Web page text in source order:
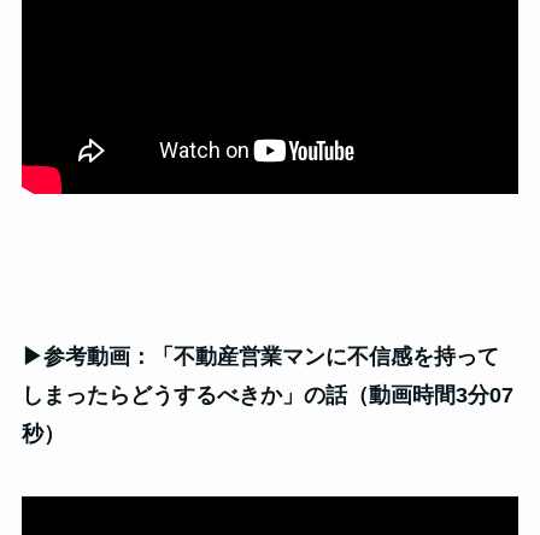
▶参考動画：「不動産営業マンに不信感を持って
しまったらどうするべきか」の話（動画時間3分07
秒）